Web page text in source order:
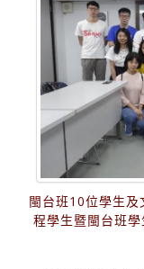
閩台班10位學生
程學生暨閩台班學